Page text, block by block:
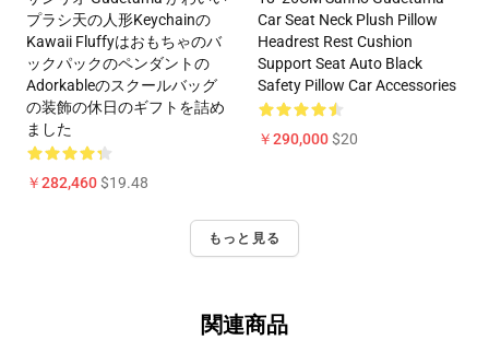
プラシ天の人形Keychainの
Kawaii Fluffyはおもちゃのバ
ックパックのペンダントの
Adorkableのスクールバッグ
の装飾の休日のギフトを詰め
ました
￥282,460$19.48
Car Seat Neck Plush Pillow
Headrest Rest Cushion
Support Seat Auto Black
Safety Pillow Car Accessories
￥290,000$20
もっと見る
関連商品